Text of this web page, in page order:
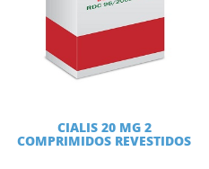
CIALIS 20 MG 2
COMPRIMIDOS REVESTIDOS